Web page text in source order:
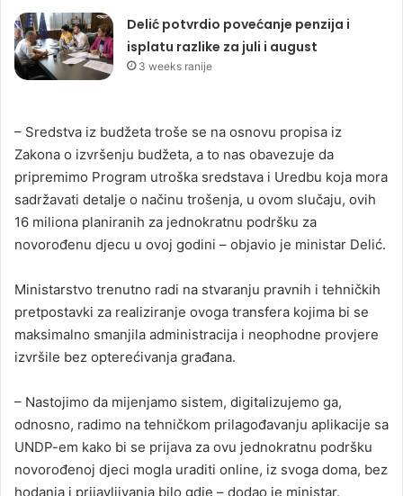
Delić potvrdio povećanje penzija i
isplatu razlike za juli i august
3 weeks ranije
– Sredstva iz budžeta troše se na osnovu propisa iz
Zakona o izvršenju budžeta, a to nas obavezuje da
pripremimo Program utroška sredstava i Uredbu koja mora
sadržavati detalje o načinu trošenja, u ovom slučaju, ovih
16 miliona planiranih za jednokratnu podršku za
novorođenu djecu u ovoj godini – objavio je ministar Delić.
Ministarstvo trenutno radi na stvaranju pravnih i tehničkih
pretpostavki za realiziranje ovoga transfera kojima bi se
maksimalno smanjila administracija i neophodne provjere
izvršile bez opterećivanja građana.
– Nastojimo da mijenjamo sistem, digitalizujemo ga,
odnosno, radimo na tehničkom prilagođavanju aplikacije sa
UNDP-em kako bi se prijava za ovu jednokratnu podršku
novorođenoj djeci mogla uraditi online, iz svoga doma, bez
hodanja i prijavljivanja bilo gdje – dodao je ministar.